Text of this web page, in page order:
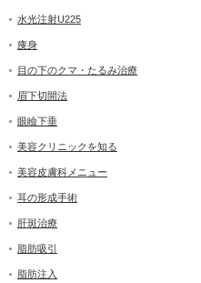
水光注射U225
痩身
目の下のクマ・たるみ治療
眉下切開法
眼瞼下垂
美容クリニックを知る
美容皮膚科メニュー
耳の形成手術
肝斑治療
脂肪吸引
脂肪注入